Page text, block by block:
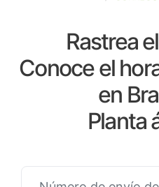
Rastrea
Conoce el
en
Planta